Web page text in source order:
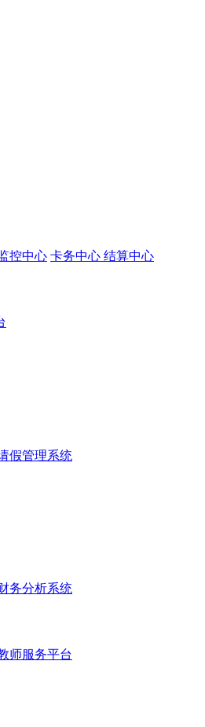
控中心 卡务中心 结算中心
假管理系统
务分析系统
师服务平台